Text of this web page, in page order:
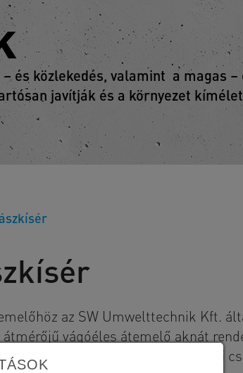
és közlekedés, valamint a magas
javítják és a környezet
az SW Umwelttechnik Kft.
vágóéles átemelő aknát
és egy 180 cm átmérőjű